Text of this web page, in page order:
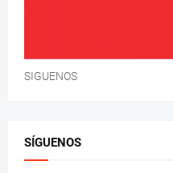
SIGUENOS
SÍGUENOS